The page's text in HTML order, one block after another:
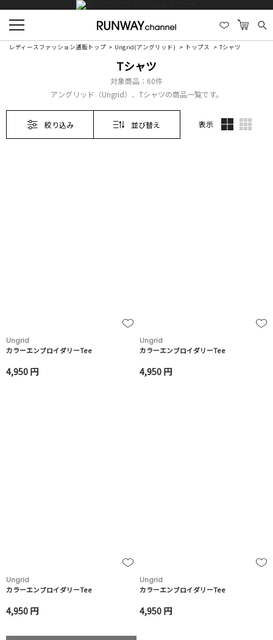
レディースファッション通販トップ Ungrid(アングリッド) トップス Tシャツ
Tシャツ
対象商品： 60件
アングリッド（Ungrid）、Tシャツの商品一覧です。
絞り込み 並び替え 表示
Ungrid
カラーエンブロイダリーTee
4,950 円
Ungrid
カラーエンブロイダリーTee
4,950 円
Ungrid
カラーエンブロイダリーTee
4,950 円
Ungrid
カラーエンブロイダリーTee
4,950 円